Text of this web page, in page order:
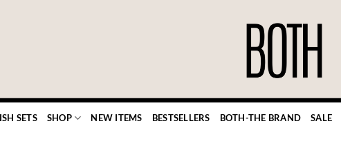
SETS SHOP NEW ITEMS BESTSELLERS BOTH-THE BRAND SALE